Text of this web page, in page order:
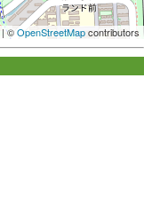
| ©OpenStreetMapcontributors